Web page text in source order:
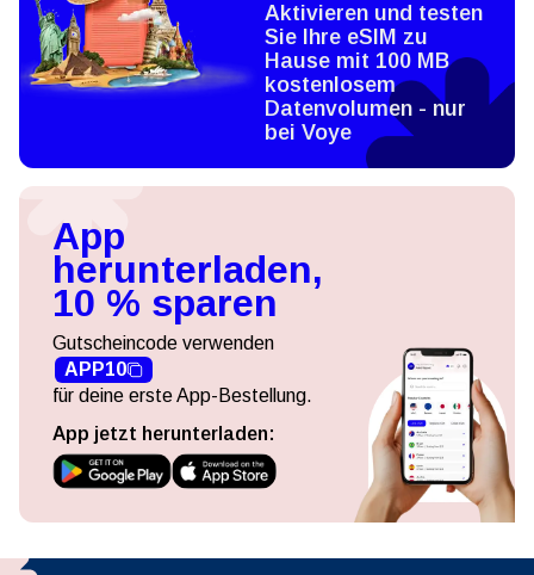
Aktivieren und testen
Sie Ihre eSIM zu
Hause mit 100 MB
kostenlosem
Datenvolumen - nur
bei Voye
App
herunterladen,
10 % sparen
Gutscheincode verwenden
APP10
für deine erste App-Bestellung.
App jetzt herunterladen: